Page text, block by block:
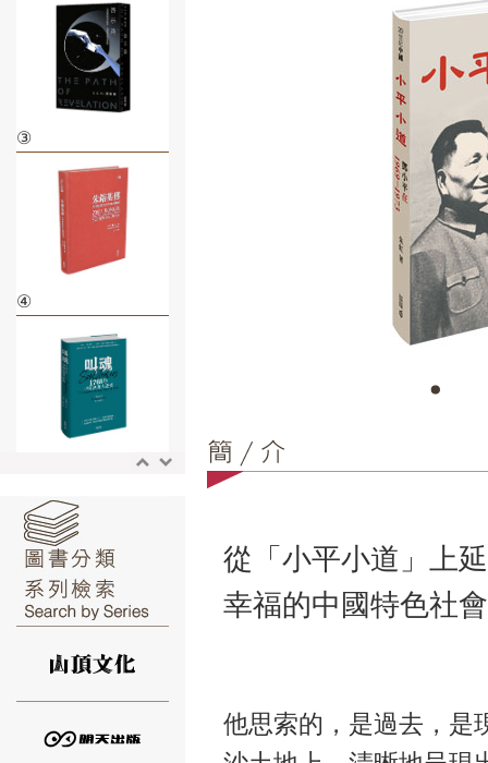
③
④
⑥
從「小平小道」上
幸福的中國特色社
他思索的，是過去，